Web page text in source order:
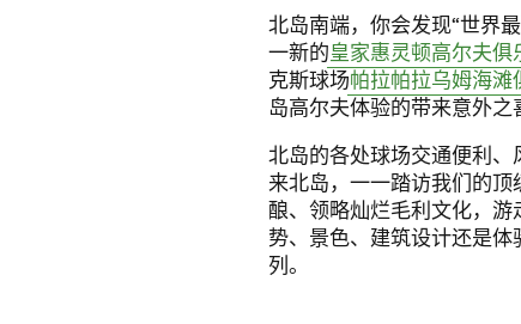
北岛南端，你会发现“世界
一新的皇家惠灵顿高尔夫俱
克斯球场帕拉帕拉乌姆海滩
岛高尔夫体验的带来意外之
北岛的各处球场交通便利
来北岛，一一踏访我们的
酿、领略灿烂毛利文化，
势、景色、建筑设计还是
列。